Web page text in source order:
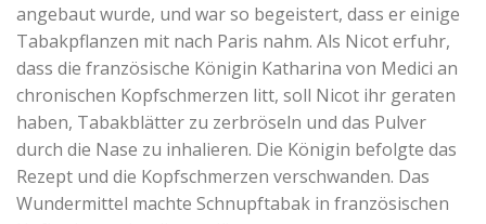
angebaut wurde, und war so begeistert, dass er einige
Tabakpflanzen mit nach Paris nahm. Als Nicot erfuhr,
dass die französische Königin Katharina von Medici an
chronischen Kopfschmerzen litt, soll Nicot ihr geraten
haben, Tabakblätter zu zerbröseln und das Pulver
durch die Nase zu inhalieren. Die Königin befolgte das
Rezept und die Kopfschmerzen verschwanden. Das
Wundermittel machte Schnupftabak in französischen